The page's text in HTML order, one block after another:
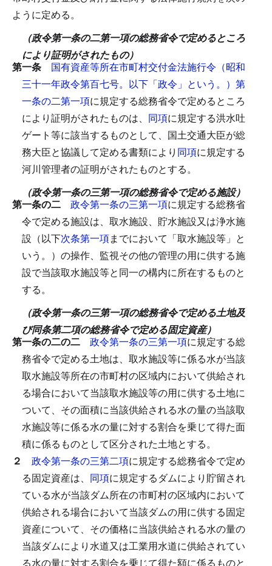
ように定める。
（政令第一条の二第一項の総務省令で定めるところ
により証明がされたもの）
第一条 国有資産等所在市町村交付金法施行令（昭和
三十一年政令第百七号。以下「政令」という。）第
一条の二第一項に規定する総務省令で定めるところ
により証明がされたものは、 同項に規定する洪水吐
ゲート等に該当するものとして、国土交通大臣が総
務大臣と協議して定める書類により 同項に規定する
河川管理者の証明がされたものとする。
（政令第一条の三第一項の総務省令で定める施設）
第一条の二 政令第一条の三第一項に規定する総務省
令で定める施設は、取水施設、貯水施設又は浄水施
設（以下次条第一項までにおいて「取水施設等」と
いう。）の操作、監視その他の管理の用に供する施
設で当該取水施設等と同一の構内に所在するものと
する。
（政令第一条の三第一項の総務省令で定める土地及
び同条第二項の総務省令で定める固定資産）
第一条の二の二 政令第一条の三第一項に規定する総
務省令で定める土地は、取水施設等に係る水が当該
取水施設等所在の市町村の区域内において供給され
る場合において当該取水施設等の用に供する土地に
ついて、その面積に当該供給される水の量の当該取
水施設等に係る水の量に対する割合を乗じて得た面
積に係るものとして区分された土地とする。
２ 政令第一条の三第二項に規定する総務省令で定め
る固定資産は、 同項に規定するダムにより貯留され
ている水が当該ダム所在の市町村の区域内において
供給される場合において当該ダムの用に供する固定
資産について、その価格に当該供給される水の量の
当該ダムにより水道又は工業用水道に供給されてい
る水の量に対する割合を乗じて得た額に係るものと